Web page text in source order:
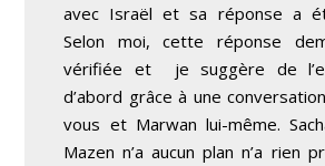
avec Israël et sa réponse a
Selon moi, cette réponse
vérifiée et je suggère de
d’abord grâce à une
vous et Marwan lui-même.
Mazen n’a aucun plan n’a rien